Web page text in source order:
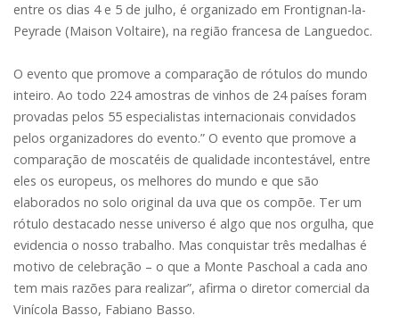
entre os dias 4 e 5 de julho, é organizado em Frontignan-la-
Peyrade (Maison Voltaire), na região francesa de Languedoc.
O evento que promove a comparação de rótulos do mundo
inteiro. Ao todo 224 amostras de vinhos de 24 países foram
provadas pelos 55 especialistas internacionais convidados
pelos organizadores do evento.” O evento que promove a
comparação de moscatéis de qualidade incontestável, entre
eles os europeus, os melhores do mundo e que são
elaborados no solo original da uva que os compõe. Ter um
rótulo destacado nesse universo é algo que nos orgulha, que
evidencia o nosso trabalho. Mas conquistar três medalhas é
motivo de celebração – o que a Monte Paschoal a cada ano
tem mais razões para realizar”, afirma o diretor comercial da
Vinícola Basso, Fabiano Basso.